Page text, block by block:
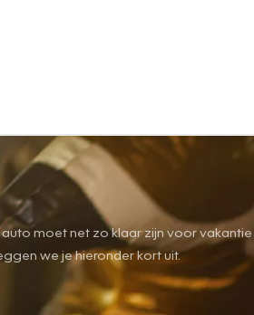
moet net zo klaar zijn voor
we je hieronder kort uit.